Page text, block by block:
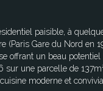
paisible, à
(Paris Gare du Nord en
offrant un beau potentiel